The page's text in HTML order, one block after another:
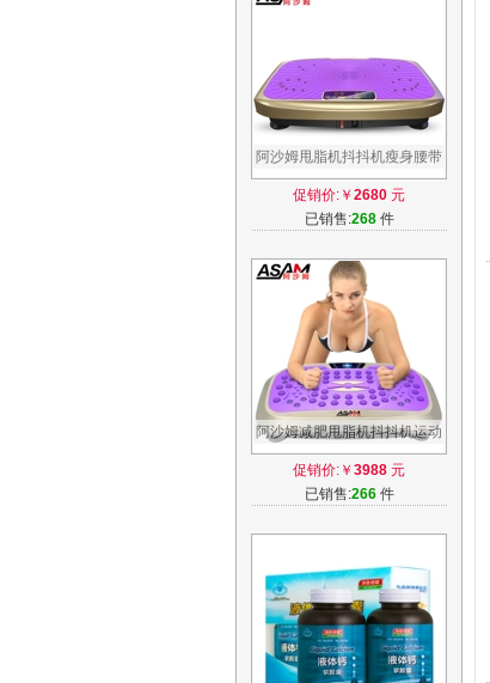
阿沙姆甩脂机抖抖机瘦身腰带
运动健身器材家用减肥机瘦腰
瘦腿神器
促销价:￥ 2680 元
已销售:268件
阿沙姆减肥甩脂机抖抖机运动
健身器材家用瘦身腰带瘦腿神
器站立式
促销价:￥ 3988 元
已销售:266件